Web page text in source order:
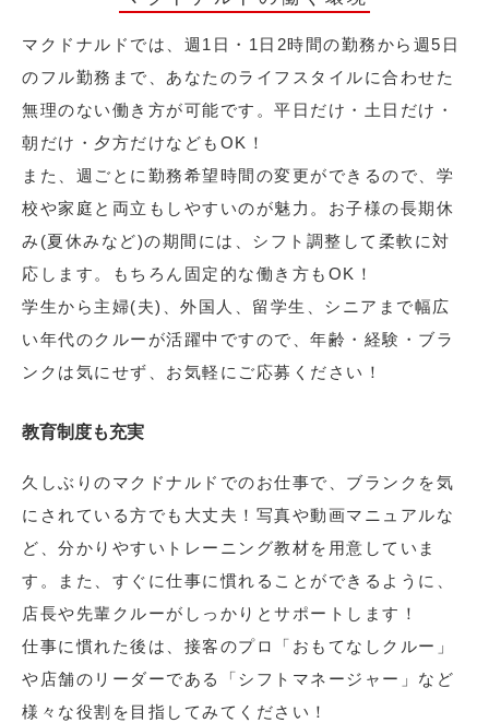
マクドナルドでは、週1日・1日2時間の勤務から週5日
のフル勤務まで、あなたのライフスタイルに合わせた
無理のない働き方が可能です。平日だけ・土日だけ・
朝だけ・夕方だけなどもOK！
また、週ごとに勤務希望時間の変更ができるので、学
校や家庭と両立もしやすいのが魅力。お子様の長期休
み(夏休みなど)の期間には、シフト調整して柔軟に対
応します。もちろん固定的な働き方もOK！
学生から主婦(夫)、外国人、留学生、シニアまで幅広
い年代のクルーが活躍中ですので、年齢・経験・ブラ
ンクは気にせず、お気軽にご応募ください！
教育制度も充実
久しぶりのマクドナルドでのお仕事で、ブランクを気
にされている方でも大丈夫！写真や動画マニュアルな
ど、分かりやすいトレーニング教材を用意していま
す。また、すぐに仕事に慣れることができるように、
店長や先輩クルーがしっかりとサポートします！
仕事に慣れた後は、接客のプロ「おもてなしクルー」
や店舗のリーダーである「シフトマネージャー」など
様々な役割を目指してみてください！